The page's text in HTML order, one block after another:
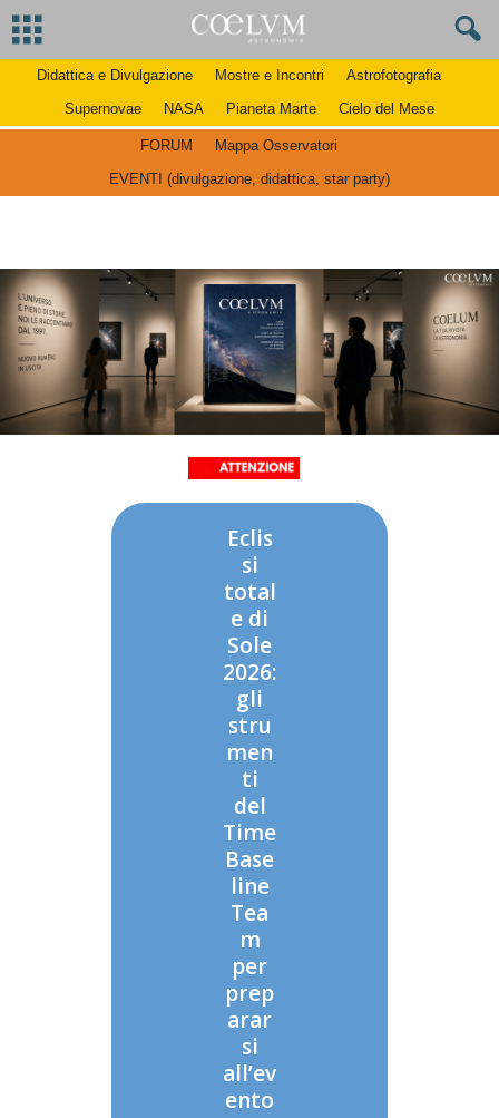
Didattica e Divulgazione Mostre e Incontri
Astrofotografia
Supernovae
NASA Pianeta Marte Cielo del Mese
FORUM
Mappa Osservatori
EVENTI (divulgazione, didattica, star party)
Eclis
si
total
e di
Sole
2026:
gli
stru
men
ti
del
Time
Base
line
Tea
m
per
prep
arar
si
all’ev
ento